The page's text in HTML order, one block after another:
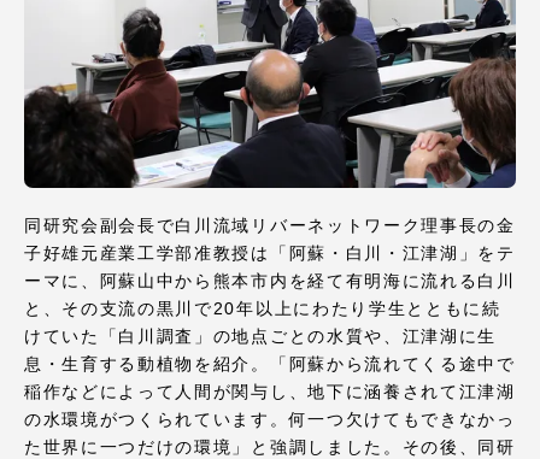
同研究会副会長で白川流域リバーネットワーク理事長の金
子好雄元産業工学部准教授は「阿蘇・白川・江津湖」をテ
ーマに、阿蘇山中から熊本市内を経て有明海に流れる白川
と、その支流の黒川で20年以上にわたり学生とともに続
けていた「白川調査」の地点ごとの水質や、江津湖に生
息・生育する動植物を紹介。「阿蘇から流れてくる途中で
稲作などによって人間が関与し、地下に涵養されて江津湖
の水環境がつくられています。何一つ欠けてもできなかっ
た世界に一つだけの環境」と強調しました。その後、同研